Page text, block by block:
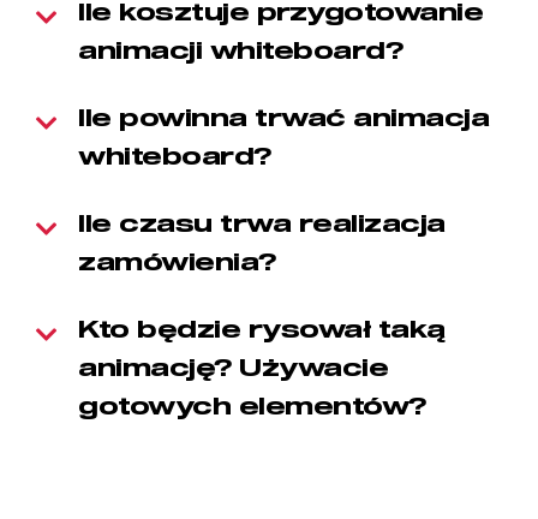
Ile kosztuje przygotowanie
animacji whiteboard?
Ile powinna trwać animacja
whiteboard?
Ile czasu trwa realizacja
zamówienia?
Kto będzie rysował taką
animację? Używacie
gotowych elementów?